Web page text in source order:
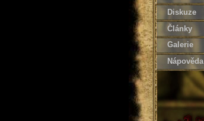
Diskuze
Články
Galerie
Nápověda